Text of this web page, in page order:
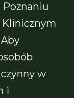
Klinicznym
w
i